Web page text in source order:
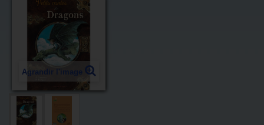
Agrandir l'image